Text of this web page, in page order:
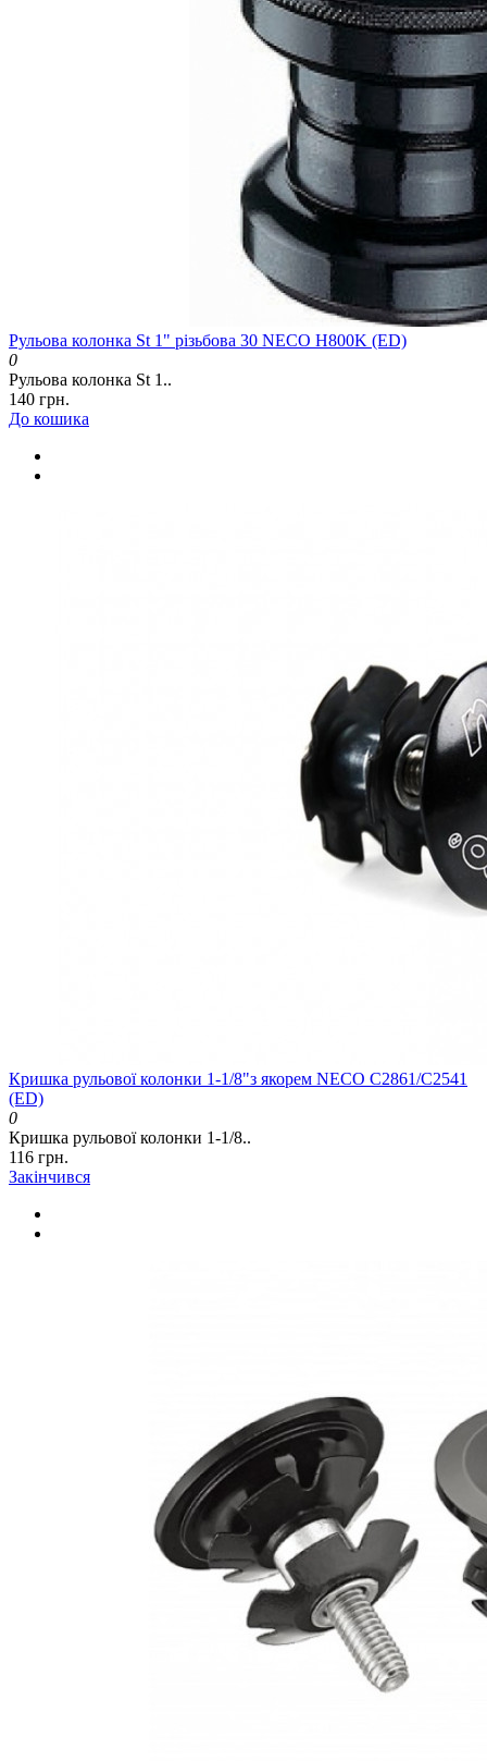
Рульова колонка St 1" різьбова 30 NECO H800K (ED)
0
Рульова колонка St 1..
140 грн.
До кошика
Кришка рульової колонки 1-1/8"з якорем NECO C2861/C2541
(ED)
0
Кришка рульової колонки 1-1/8..
116 грн.
Закінчився